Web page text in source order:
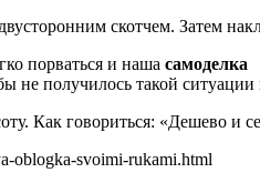
скотчем. Затем
порваться и наша самоделка
не получилось такой
Как говориться: «Дешево и
oblogka-svoimi-rukami.html